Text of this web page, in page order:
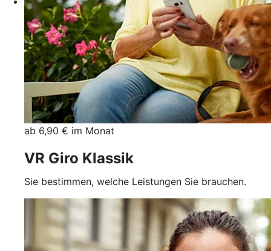
ab 6,90 € im Monat
VR Giro Klassik
Sie bestimmen, welche Leistungen Sie brauchen.